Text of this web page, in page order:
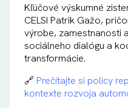
Kľúčové výskumné
CELSI Patrik Gažo,
výrobe, zamestnanosti
sociálneho dialógu a
transformácie.
🔗 Prečítajte si policy
kontexte rozvoja